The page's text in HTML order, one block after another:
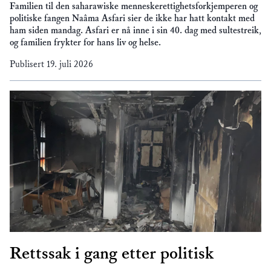
Familien til den saharawiske menneskerettighetsforkjemperen og
politiske fangen Naâma Asfari sier de ikke har hatt kontakt med
ham siden mandag. Asfari er nå inne i sin 40. dag med sultestreik,
og familien frykter for hans liv og helse.
Publisert 19. juli 2026
Rettssak i gang etter politisk